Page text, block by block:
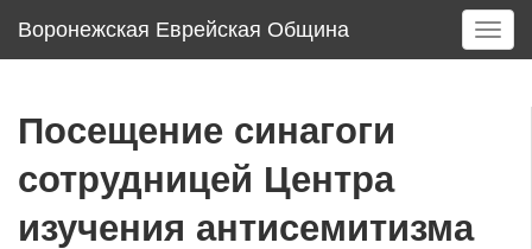
Воронежская Еврейская Община
T
o
Посещение синагоги
сотрудницей Центра
изучения антисемитизма